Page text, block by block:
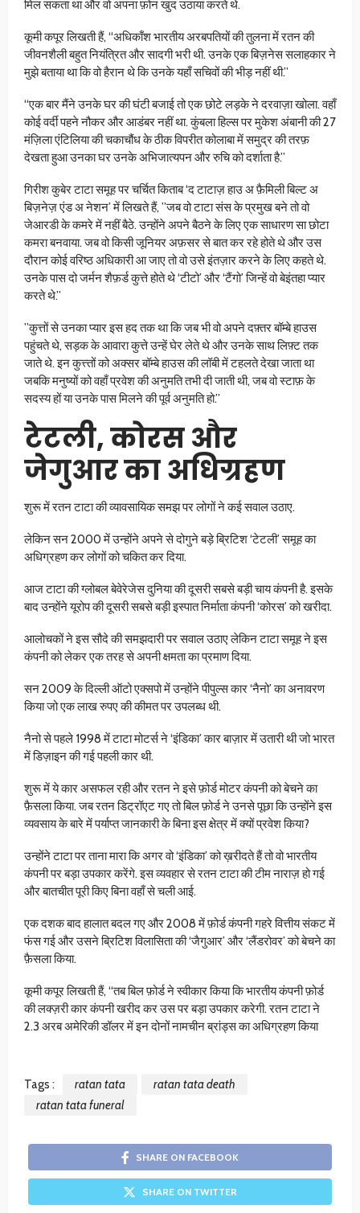
मिल सकता था और वो अपना फ़ोन खुद उठाया करते थे.
कूमी कपूर लिखती हैं, “अधिकाँश भारतीय अरबपतियों की तुलना में रतन की
जीवनशैली बहुत नियंत्रित और सादगी भरी थी. उनके एक बिज़नेस सलाहकार ने
मुझे बताया था कि वो हैरान थे कि उनके यहाँ सचिवों की भीड़ नहीं थी.”
“एक बार मैंने उनके घर की घंटी बजाई तो एक छोटे लड़के ने दरवाज़ा खोला. वहाँ
कोई वर्दी पहने नौकर और आडंबर नहीं था. कुंबला हिल्स पर मुकेश अंबानी की 27
मंज़िला एंटिलिया की चकाचौंध के ठीक विपरीत कोलाबा में समुद्र की तरफ़
देखता हुआ उनका घर उनके अभिजात्यपन और रुचि को दर्शाता है.”
गिरीश कुबेर टाटा समूह पर चर्चित किताब ‘द टाटाज़ हाउ अ फ़ैमिली बिल्ट अ
बिज़नेज़ एंड अ नेशन’ में लिखते हैं, ”जब वो टाटा संस के प्रमुख बने तो वो
जेआरडी के कमरे में नहीं बैठे. उन्होंने अपने बैठने के लिए एक साधारण सा छोटा
कमरा बनवाया. जब वो किसी जूनियर अफ़सर से बात कर रहे होते थे और उस
दौरान कोई वरिष्ठ अधिकारी आ जाए तो वो उसे इंतज़ार करने के लिए कहते थे.
उनके पास दो जर्मन शैफ़र्ड कुत्ते होते थे ‘टीटो’ और ‘टैंगो’ जिन्हें वो बेइंतहा प्यार
करते थे.”
”कुत्तों से उनका प्यार इस हद तक था कि जब भी वो अपने दफ़्तर बॉम्बे हाउस
पहुंचते थे, सड़क के आवारा कुत्ते उन्हें घेर लेते थे और उनके साथ लिफ़्ट तक
जाते थे. इन कुत्त्तों को अक्सर बॉम्बे हाउस की लॉबी में टहलते देखा जाता था
जबकि मनुष्यों को वहाँ प्रवेश की अनुमति तभी दी जाती थी, जब वो स्टाफ़ के
सदस्य हों या उनके पास मिलने की पूर्व अनुमति हो.”
टेटली, कोरस और
जेगुआर का अधिग्रहण
शुरू में रतन टाटा की व्यावसायिक समझ पर लोगों ने कई सवाल उठाए.
लेकिन सन 2000 में उन्होंने अपने से दोगुने बड़े ब्रिटिश ‘टेटली’ समूह का
अधिग्रहण कर लोगों को चकित कर दिया.
आज टाटा की ग्लोबल बेवेरेजेस दुनिया की दूसरी सबसे बड़ी चाय कंपनी है. इसके
बाद उन्होंने यूरोप की दूसरी सबसे बड़ी इस्पात निर्माता कंपनी ‘कोरस’ को खरीदा.
आलोचकों ने इस सौदे की समझदारी पर सवाल उठाए लेकिन टाटा समूह ने इस
कंपनी को लेकर एक तरह से अपनी क्षमता का प्रमाण दिया.
सन 2009 के दिल्ली ऑटो एक्सपो में उन्होंने पीपुल्स कार ‘नैनो’ का अनावरण
किया जो एक लाख रुपए की कीमत पर उपलब्ध थी.
नैनो से पहले 1998 में टाटा मोटर्स ने ‘इंडिका’ कार बाज़ार में उतारी थी जो भारत
में डिज़ाइन की गई पहली कार थी.
शुरू में ये कार असफल रही और रतन ने इसे फ़ोर्ड मोटर कंपनी को बेचने का
फ़ैसला किया. जब रतन डिट्रॉएट गए तो बिल फ़ोर्ड ने उनसे पूछा कि उन्होंने इस
व्यवसाय के बारे में पर्याप्त जानकारी के बिना इस क्षेत्र में क्यों प्रवेश किया?
उन्होंने टाटा पर ताना मारा कि अगर वो ‘इंडिका’ को ख़रीदते हैं तो वो भारतीय
कंपनी पर बड़ा उपकार करेंगे. इस व्यवहार से रतन टाटा की टीम नाराज़ हो गई
और बातचीत पूरी किए बिना वहाँ से चली आई.
एक दशक बाद हालात बदल गए और 2008 में फ़ोर्ड कंपनी गहरे वित्तीय संकट में
फंस गई और उसने ब्रिटिश विलासिता की ‘जैगुआर’ और ‘लैंडरोवर’ को बेचने का
फ़ैसला किया.
कूमी कपूर लिखती हैं, “तब बिल फ़ोर्ड ने स्वीकार किया कि भारतीय कंपनी फ़ोर्ड
की लक्ज़री कार कंपनी खरीद कर उस पर बड़ा उपकार करेगी. रतन टाटा ने
2.3 अरब अमेरिकी डॉलर में इन दोनों नामचीन ब्रांड्स का अधिग्रहण किया
Tags : ratan tata
ratan tata death
ratan tata funeral
SHARE ON FACEBOOK
SHARE ON TWITTER